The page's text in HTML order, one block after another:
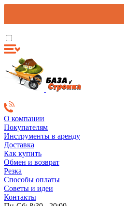
О компании
Покупателям
Инструменты в аренду
Доставка
Как купить
Обмен и возврат
Резка
Способы оплаты
Советы и идеи
Контакты